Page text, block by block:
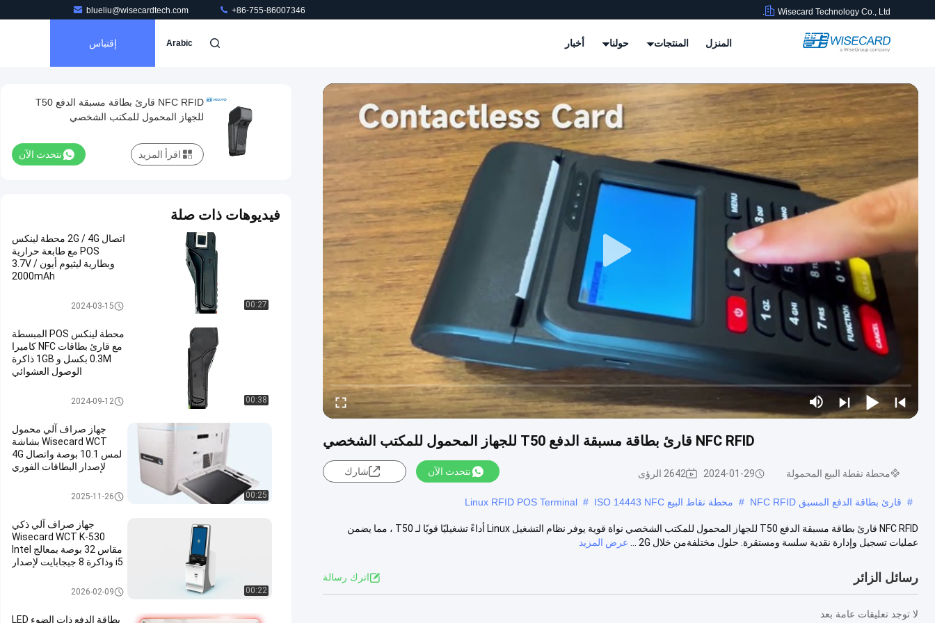
Wisecard Technology Co., Ltd.
blueliu@wisecardtech.com +86-755-86007346
المنزل المنتجات حولنا أخبار Arabic إقتباس
NFC RFID قارئ بطاقة مسبقة الدفع T50 للجهاز المحمول للمكتب الشخصي
محطة نقطة البيع المحمولة 2024-01-29 2642 الرؤى نتحدث الآن شارك
# قارئ بطاقة الدفع المسبق NFC RFID # محطة نقاط البيع ISO 14443 NFC #
Linux RFID POS Terminal
NFC RFID قارئ بطاقة مسبقة الدفع T50 للجهاز المحمول للمكتب الشخصي نواة قوية يوفر نظام التشغيل Linux أداءً تشغيليًا قويًا لـ T50 ، مما يضمن
عمليات تسجيل وإدارة نقدية سلسة ومستقرة. حلول مختلفةمن خلال 2G ...
عرض المزيد
رسائل الزائر اترك رسالة
لا توجد تعليقات عامة بعد
NFC RFID قارئ بطاقة مسبقة الدفع T50
للجهاز المحمول للمكتب الشخصي
نتحدث الآن اقرأ المزيد
فيديوهات ذات صلة
00:27
اتصال 2G / 4G محطة لينكس
POS مع طابعة حرارية
وبطارية ليثيوم أيون 3.7V /
2000mAh
Linux POS Terminal2024-03-15
00:38
محطة لينكس POS المبسطة
مع قارئ بطاقات NFC كاميرا
0.3M بكسل و 1GB ذاكرة
الوصول العشوائي
Linux POS Terminal2024-09-12
00:25
جهاز صراف آلي محمول
Wisecard WCT بشاشة
لمس 10.1 بوصة واتصال 4G
لإصدار البطاقات الفوري
كشك الخدمة الذاتية2025-11-26
00:22
جهاز صراف آلي ذكي
Wisecard WCT K-530
مقاس 32 بوصة بمعالج Intel
i5 وذاكرة 8 جيجابايت لإصدار
المصرفية الفورية
جهاز الصراف الذكي2026-02-09
بطاقة الدفع ذات الضوء LED